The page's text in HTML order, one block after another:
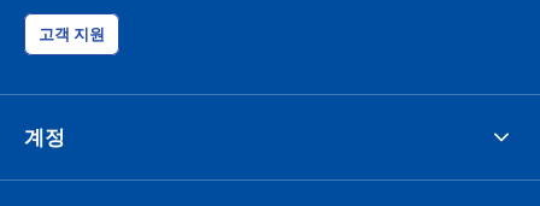
고객 지원
계정